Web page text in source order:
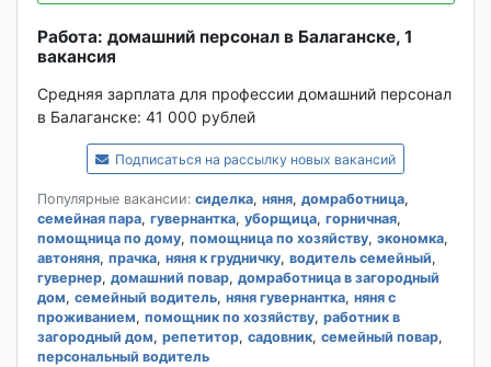
Работа: домашний персонал в Балаганске, 1
вакансия
Средняя зарплата для профессии домашний персонал
в Балаганске: 41 000 рублей
Подписаться на рассылку новых вакансий
Популярные вакансии: сиделка, няня, домработница,
семейная пара, гувернантка, уборщица, горничная,
помощница по дому, помощница по хозяйству, экономка,
автоняня, прачка, няня к грудничку, водитель семейный,
гувернер, домашний повар, домработница в загородный
дом, семейный водитель, няня гувернантка, няня с
проживанием, помощник по хозяйству, работник в
загородный дом, репетитор, садовник, семейный повар,
персональный водитель